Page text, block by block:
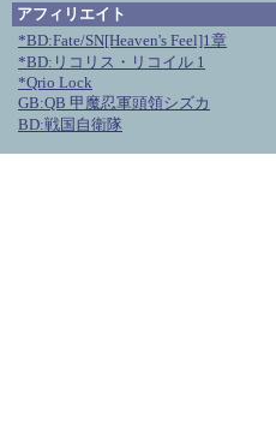
アフィリエイト
*BD:Fate/SN[Heaven's Feel]1章
*BD:リコリス・リコイル 1
*Qrio Lock
GB:QB 甲魔忍軍頭領シズカ
BD:戦国自衛隊